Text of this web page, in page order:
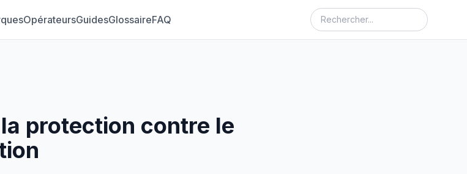
OpérateursGuidesGlossaireFAQ
protection contre le